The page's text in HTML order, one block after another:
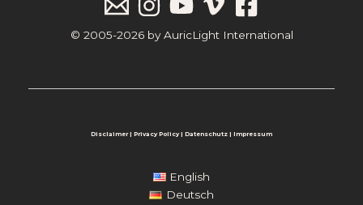
© 2005-2026 by AuricLight International
Disclaimer| Privacy Policy| Datenschutz | Impressum
English
Deutsch